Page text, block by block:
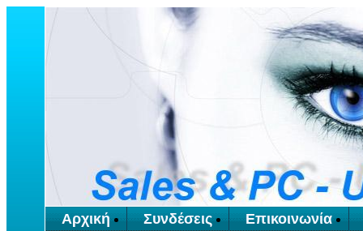
Αρχική Συνδέσεις
Επικοινωνία